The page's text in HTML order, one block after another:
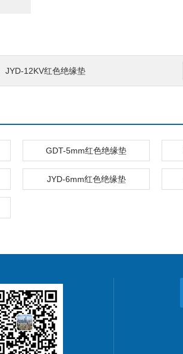
JYD-12KV红色绝缘垫
GDT-5mm红色绝缘垫
JYD-6mm红色绝缘垫